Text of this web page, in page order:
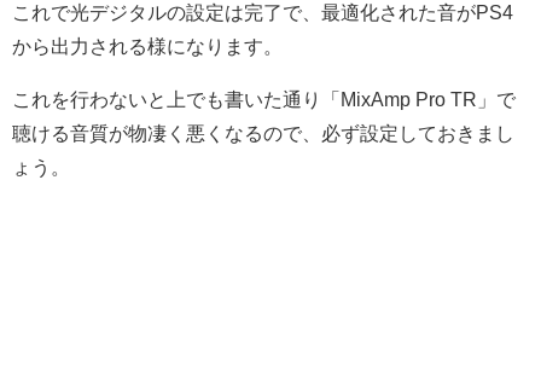
これで光デジタルの設定は完了で、最適化された音がPS4
から出力される様になります。
これを行わないと上でも書いた通り「MixAmp Pro TR」で
聴ける音質が物凄く悪くなるので、必ず設定しておきまし
ょう。